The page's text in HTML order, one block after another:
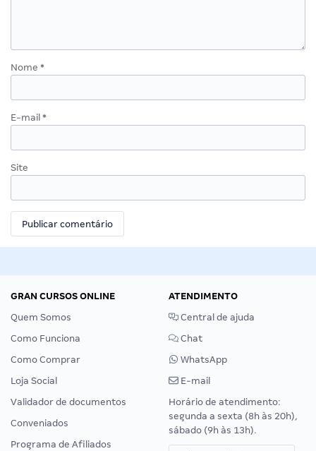
Nome *
E-mail *
Site
GRAN CURSOS ONLINE
Quem Somos
Como Funciona
Como Comprar
Loja Social
Validador de documentos
Conveniados
Programa de Afiliados
ATENDIMENTO
Central de ajuda
Chat
WhatsApp
E-mail
Horário de atendimento:
segunda a sexta (8h às 20h),
sábado (9h às 13h).